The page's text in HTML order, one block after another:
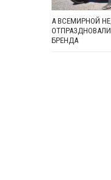
А ВСЕМИРНОЙ
БРЕНДА